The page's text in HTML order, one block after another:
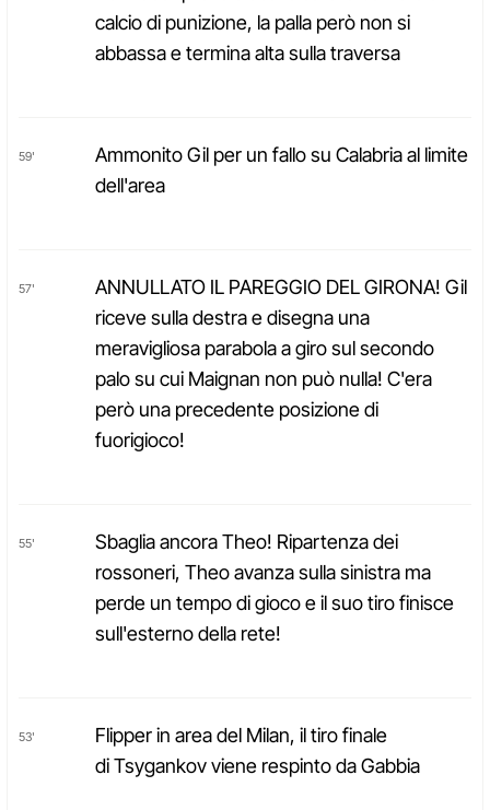
calcio di punizione, la palla però non si
abbassa e termina alta sulla traversa
59'
Ammonito Gil per un fallo su Calabria al limite
dell'area
57'
ANNULLATO IL PAREGGIO DEL GIRONA! Gil
riceve sulla destra e disegna una
meravigliosa parabola a giro sul secondo
palo su cui Maignan non può nulla! C'era
però una precedente posizione di
fuorigioco!
55'
Sbaglia ancora Theo! Ripartenza dei
rossoneri, Theo avanza sulla sinistra ma
perde un tempo di gioco e il suo tiro finisce
sull'esterno della rete!
53'
Flipper in area del Milan, il tiro finale
di Tsygankov viene respinto da Gabbia